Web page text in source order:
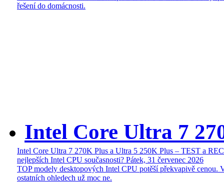
řešení do domácnosti.
Intel Core Ultra 7
Intel Core Ultra 7 270K Plus a Ultra 5 250K Plus – TEST a
nejlepších Intel CPU současnosti? Pátek, 31 červenec 2026
TOP modely desktopových Intel CPU potěší překvapivě cenou.
ostatních ohledech už moc ne.